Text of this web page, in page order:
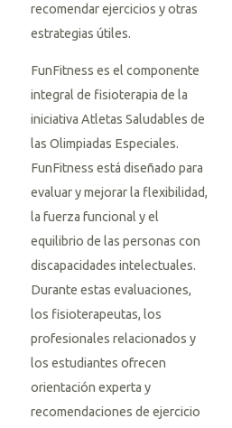
recomendar ejercicios y otras
estrategias útiles.
FunFitness es el componente
integral de fisioterapia de la
iniciativa Atletas Saludables de
las Olimpiadas Especiales.
FunFitness está diseñado para
evaluar y mejorar la flexibilidad,
la fuerza funcional y el
equilibrio de las personas con
discapacidades intelectuales.
Durante estas evaluaciones,
los fisioterapeutas, los
profesionales relacionados y
los estudiantes ofrecen
orientación experta y
recomendaciones de ejercicio